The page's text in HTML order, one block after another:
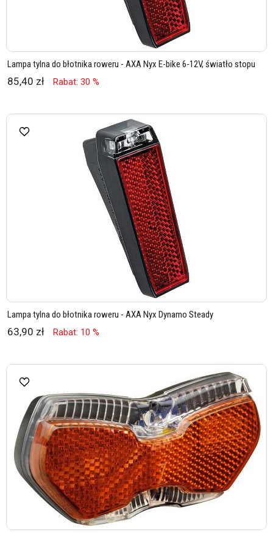
Lampa tylna do błotnika roweru - AXA Nyx E-bike 6-12V, światło stopu
85,40 zł Rabat: 30 %
Lampa tylna do błotnika roweru - AXA Nyx Dynamo Steady
63,90 zł Rabat: 10 %